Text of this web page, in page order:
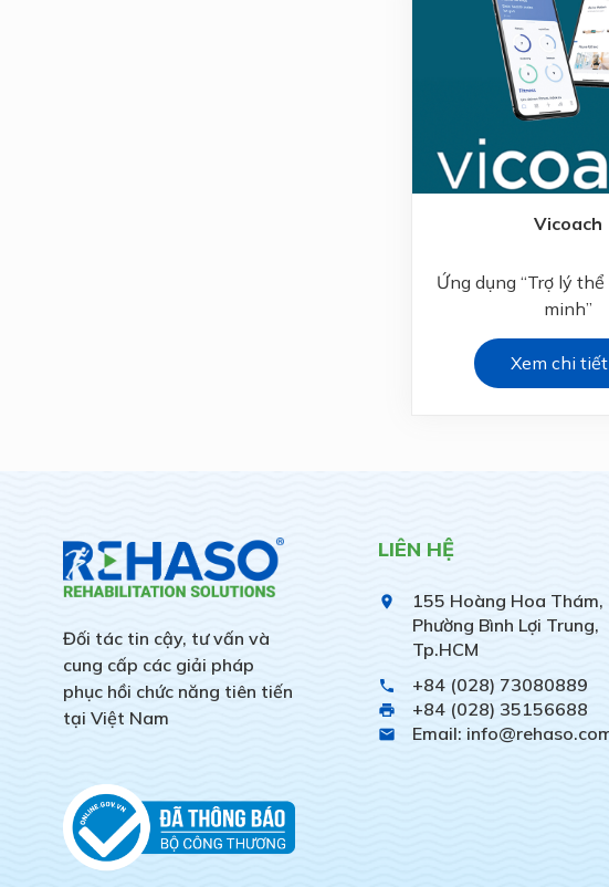
Vicoach
Ứng dụng “Trợ lý
minh”
Xem chi tiết
Đối tác tin cậy, tư vấn và
cung cấp các giải pháp
phục hồi chức năng tiên tiến
tại Việt Nam
LIÊN HỆ
place
155 Hoàng Hoa Thám,
Phường Bình Lợi Trung,
Tp.HCM
phone +84 (028) 73080889
print +84 (028) 35156688
email Email: